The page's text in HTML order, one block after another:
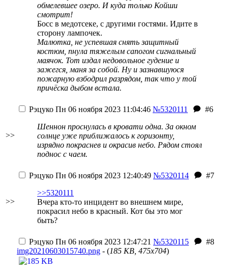
обмелевшее озеро. И куда только Койши
смотрит!
Босс в медотсеке, с другими гостями. Идите в
сторону лампочек.
Малютка, не успевшая снять защитный
костюм, пнула тяжелым сапогом сигнальный
маячок. Тот издал недовольное гудение и
зажегся, маня за собой. Ну и зазнавшуюся
пожарную взбодрил разрядом, так что у той
причёска дыбом встала.
>>
Рэцуко Пн 06 ноября 2023 11:04:46 №5320111
#6
Шеннон проснулась в кровати одна. За окном
солнце уже приближалось к горизонту,
изрядно покраснев и окрасив небо. Рядом стоял
поднос с чаем.
>>
Рэцуко Пн 06 ноября 2023 12:40:49 №5320114
#7
>>5320111
Вчера кто-то инцидент во внешнем мире,
покрасил небо в красный. Кот бы это мог
быть?
Рэцуко Пн 06 ноября 2023 12:47:21 №5320115
#8
img20210603015740.png - (185 KB, 475x704)